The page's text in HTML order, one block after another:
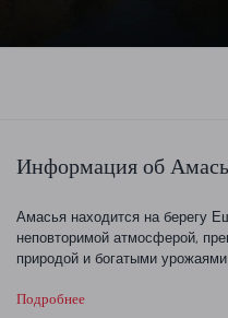
Информация об
Амасья находится на берегу
неповторимой атмосферой,
природой и богатыми
художники и поэты. Теперь
Подробнее